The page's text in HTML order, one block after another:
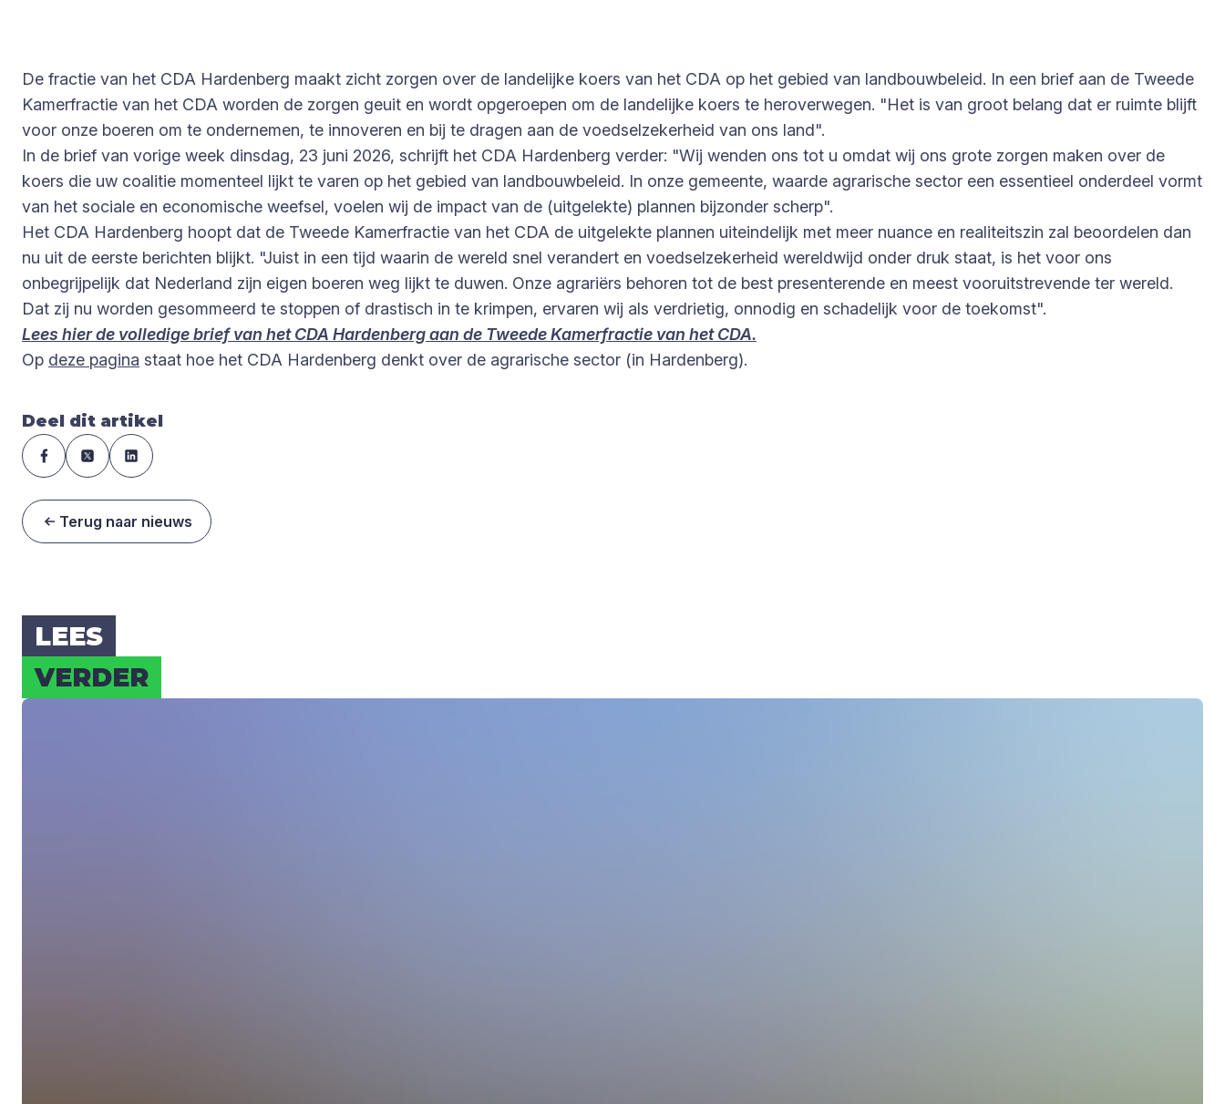
De fractie van het CDA Hardenberg maakt zicht zorgen over de landelijke koers van het CDA op het gebied van landbouwbeleid. In een brief aan de Tweede
Kamerfractie van het CDA worden de zorgen geuit en wordt opgeroepen om de landelijke koers te heroverwegen. "Het is van groot belang dat er ruimte blijft
voor onze boeren om te ondernemen, te innoveren en bij te dragen aan de voedselzekerheid van ons land".
In de brief van vorige week dinsdag, 23 juni 2026, schrijft het CDA Hardenberg verder: "Wij wenden ons tot u omdat wij ons grote zorgen maken over de
koers die uw coalitie momenteel lijkt te varen op het gebied van landbouwbeleid. In onze gemeente, waarde agrarische sector een essentieel onderdeel vormt
van het sociale en economische weefsel, voelen wij de impact van de (uitgelekte) plannen bijzonder scherp".
Het CDA Hardenberg hoopt dat de Tweede Kamerfractie van het CDA de uitgelekte plannen uiteindelijk met meer nuance en realiteitszin zal beoordelen dan
nu uit de eerste berichten blijkt. "Juist in een tijd waarin de wereld snel verandert en voedselzekerheid wereldwijd onder druk staat, is het voor ons
onbegrijpelijk dat Nederland zijn eigen boeren weg lijkt te duwen. Onze agrariërs behoren tot de best presenterende en meest vooruitstrevende ter wereld.
Dat zij nu worden gesommeerd te stoppen of drastisch in te krimpen, ervaren wij als verdrietig, onnodig en schadelijk voor de toekomst".
Lees hier de volledige brief van het CDA Hardenberg aan de Tweede Kamerfractie van het CDA.
Op deze pagina staat hoe het CDA Hardenberg denkt over de agrarische sector (in Hardenberg).
Deel dit artikel
Terug naar nieuws
LEES
VER­DER